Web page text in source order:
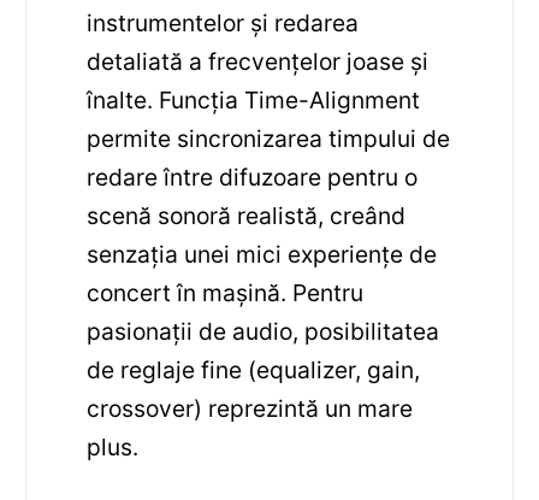
instrumentelor și redarea
detaliată a frecvențelor joase și
înalte. Funcția Time-Alignment
permite sincronizarea timpului de
redare între difuzoare pentru o
scenă sonoră realistă, creând
senzația unei mici experiențe de
concert în mașină. Pentru
pasionații de audio, posibilitatea
de reglaje fine (equalizer, gain,
crossover) reprezintă un mare
plus.